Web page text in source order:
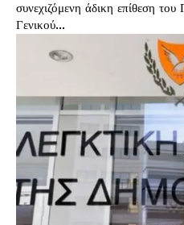
συνεχιζόμενη άδικη επίθεση
Γενικού...